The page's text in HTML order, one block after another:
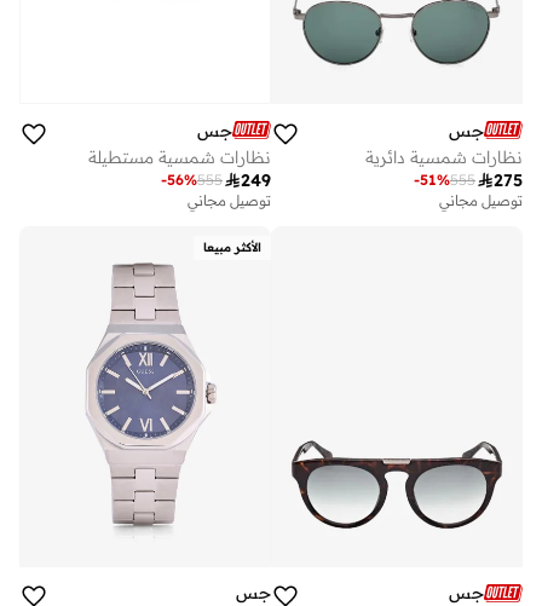
جس
نظارات شمسية دائرية
275
555
-51%
توصيل مجاني
جس
نظارات شمسية مستطيلة
249
555
-56%
توصيل مجاني
جس
الأكثر مبيعا
جس